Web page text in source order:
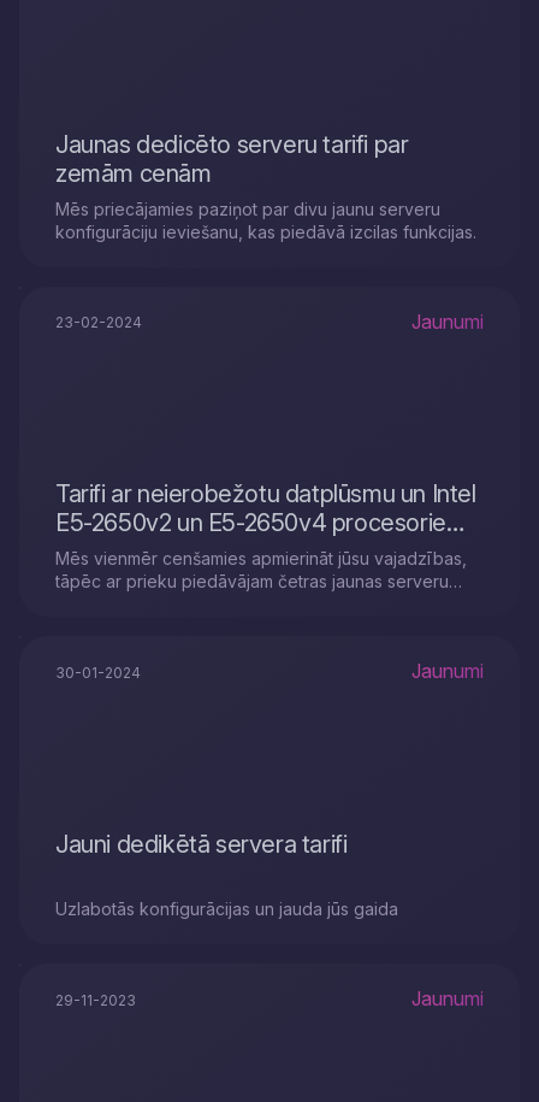
Jaunas dedicēto serveru tarifi par
zemām cenām
Mēs priecājamies paziņot par divu jaunu serveru
konfigurāciju ieviešanu, kas piedāvā izcilas funkcijas.
23-02-2024 Jaunumi
Tarifi ar neierobežotu datplūsmu un Intel
E5-2650v2 un E5-2650v4 procesoriem
jau ir šeit!
Mēs vienmēr cenšamies apmierināt jūsu vajadzības,
tāpēc ar prieku piedāvājam četras jaunas serveru
30-01-2024 Jaunumi
Jauni dedikētā servera tarifi
Uzlabotās konfigurācijas un jauda jūs gaida
29-11-2023 Jaunumi